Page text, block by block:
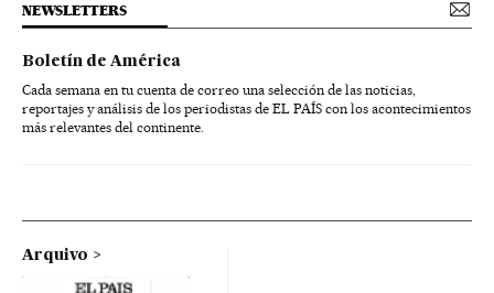
NEWSLETTERS
Boletín de América
Cada semana en tu cuenta de correo una selección de las noticias,
reportajes y análisis de los periodistas de EL PAÍS con los acontecimientos
más relevantes del continente.
Arquivo